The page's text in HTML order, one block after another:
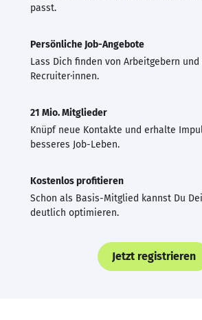
passt.
Persönliche Job-Angebote
Lass Dich finden von Arbeitgebern und
Recruiter·innen.
21 Mio. Mitglieder
Knüpf neue Kontakte und erhalte
besseres Job-Leben.
Kostenlos profitieren
Schon als Basis-Mitglied kannst Du
deutlich optimieren.
Jetzt registrieren